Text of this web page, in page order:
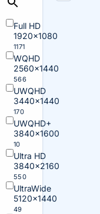
Full HD
1920×1080
1171
WQHD
2560×1440
566
UWQHD
3440×1440
170
UWQHD+
3840×1600
10
Ultra HD
3840×2160
550
UltraWide
5120×1440
49